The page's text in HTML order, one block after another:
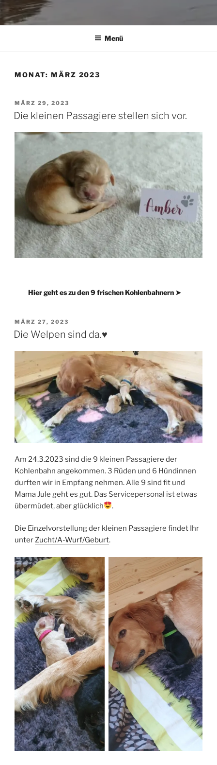
Menü
MONAT: MÄRZ 2023
VERÖFFENTLICHT
AM
MÄRZ 29, 2023
Die kleinen Passagiere stellen sich vor.
Hier geht es zu den 9 frischen Kohlenbahnern ➤
VERÖFFENTLICHT
AM
MÄRZ 27, 2023
Die Welpen sind da.♥
Am 24.3.2023 sind die 9 kleinen Passagiere der
Kohlenbahn angekommen. 3 Rüden und 6 Hündinnen
durften wir in Empfang nehmen. Alle 9 sind fit und
Mama Jule geht es gut. Das Servicepersonal ist etwas
übermüdet, aber glücklich
.
Die Einzelvorstellung der kleinen Passagiere findet Ihr
unterZucht/A-Wurf/Geburt.